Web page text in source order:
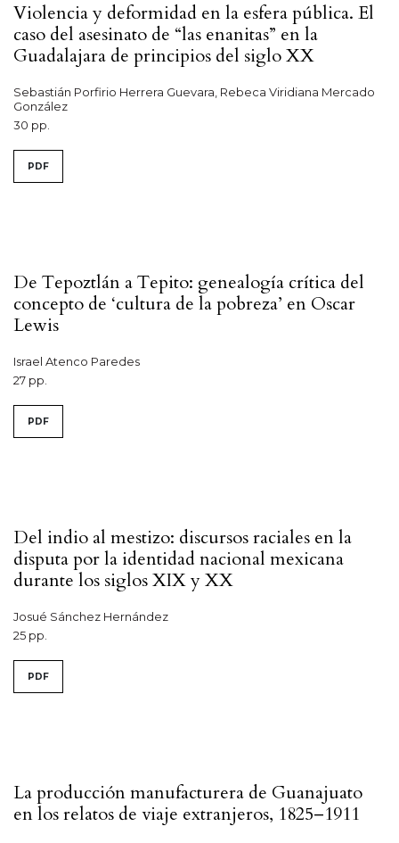
Violencia y deformidad en la esfera pública. El
caso del asesinato de “las enanitas” en la
Guadalajara de principios del siglo XX
Sebastián Porfirio Herrera Guevara, Rebeca Viridiana Mercado
González
30 pp.
PDF
De Tepoztlán a Tepito: genealogía crítica del
concepto de ‘cultura de la pobreza’ en Oscar
Lewis
Israel Atenco Paredes
27 pp.
PDF
Del indio al mestizo: discursos raciales en la
disputa por la identidad nacional mexicana
durante los siglos XIX y XX
Josué Sánchez Hernández
25 pp.
PDF
La producción manufacturera de Guanajuato
en los relatos de viaje extranjeros, 1825–1911